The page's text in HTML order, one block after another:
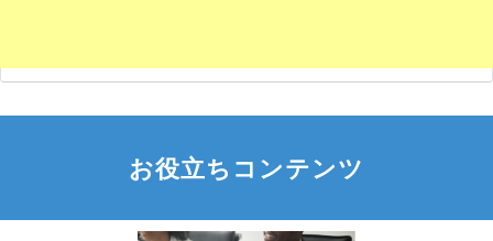
お役立ちコンテンツ